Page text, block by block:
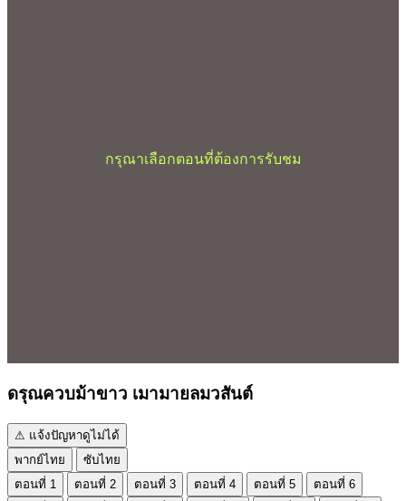
กรุณาเลือกตอนที่ต้องการรับชม
ดรุณควบม้าขาว เมามายลมวสันต์
⚠ แจ้งปัญหาดูไม่ได้
พากย์ไทย
ซับไทย
ตอนที่ 1
ตอนที่ 2 ตอนที่ 3 ตอนที่ 4 ตอนที่ 5
ตอนที่ 6